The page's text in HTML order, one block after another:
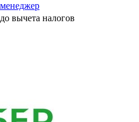
до вычета налогов